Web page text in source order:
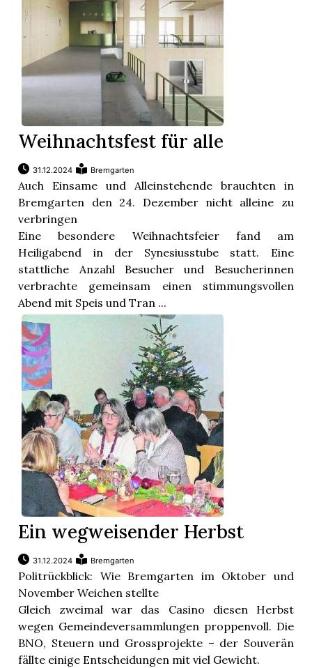
Weihnachtsfest für alle
31.12.2024 Bremgarten
Auch Einsame und Alleinstehende brauchten in
Bremgarten den 24. Dezember nicht alleine zu
verbringen
Eine besondere Weihnachtsfeier fand am
Heiligabend in der Synesiusstube statt. Eine
stattliche Anzahl Besucher und Besucherinnen
verbrachte gemeinsam einen stimmungsvollen
Abend mit Speis und Tran ...
Ein wegweisender Herbst
31.12.2024 Bremgarten
Politrückblick: Wie Bremgarten im Oktober und
November Weichen stellte
Gleich zweimal war das Casino diesen Herbst
wegen Gemeindeversammlungen proppenvoll. Die
BNO, Steuern und Grossprojekte – der Souverän
fällte einige Entscheidungen mit viel Gewicht.